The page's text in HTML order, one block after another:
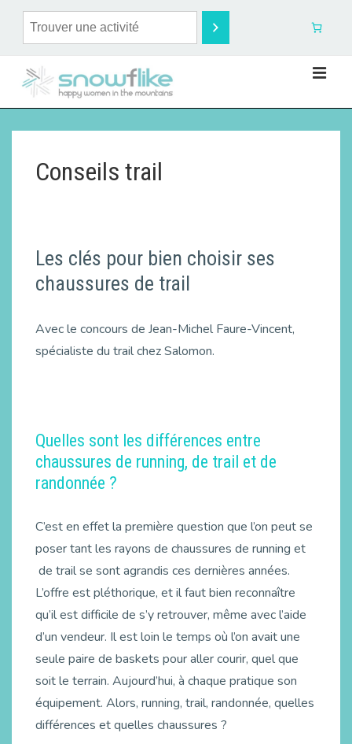
Conseils trail
Les clés pour bien choisir ses
chaussures de trail
Avec le concours de Jean-Michel Faure-Vincent,
spécialiste du trail chez Salomon.
Quelles sont les différences entre
chaussures de running, de trail et de
randonnée ?
C’est en effet la première question que l’on peut se
poser tant les rayons de chaussures de running et
de trail se sont agrandis ces dernières années.
L’offre est pléthorique, et il faut bien reconnaître
qu’il est difficile de s’y retrouver, même avec l’aide
d’un vendeur. Il est loin le temps où l’on avait une
seule paire de baskets pour aller courir, quel que
soit le terrain. Aujourd’hui, à chaque pratique son
équipement. Alors, running, trail, randonnée, quelles
différences et quelles chaussures ?